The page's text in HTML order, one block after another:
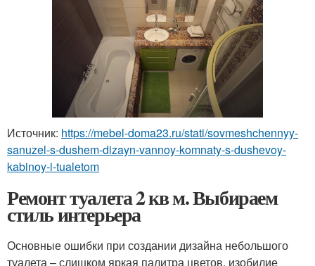
Источник: https://mebel-doma23.ru/stati/sovmeshchennyy-
sanuzel-s-dushem-dizayn-vannoy-komnaty-s-dushevoy-
kabinoy-i-tualetom
Ремонт туалета 2 кв м. Выбираем
стиль интерьера
Основные ошибки при создании дизайна небольшого
туалета – слишком яркая палитра цветов, изобилие